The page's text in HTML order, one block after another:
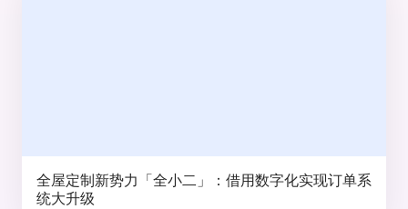
全屋定制新势力「全小二」：借用数字化实现订单系
统大升级